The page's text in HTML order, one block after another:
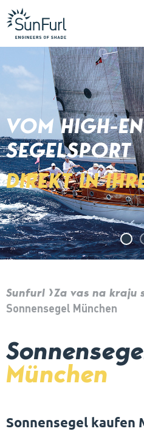
Sunfurl Za vas na kraju
Sonnensegel München
VOM HIGH-
SEGELSPORT
DIREKT IN
München
Sonnensegel kaufen